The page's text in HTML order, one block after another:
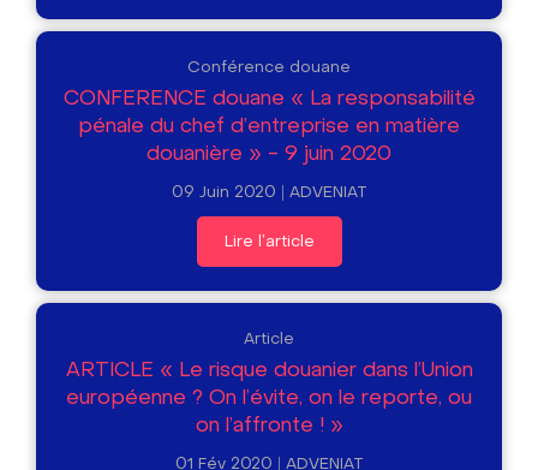
Conférence douane
CONFERENCE douane « La responsabilité
pénale du chef d’entreprise en matière
douanière » - 9 juin 2020
09 Juin 2020 ADVENIAT
Lire l'article
Article
ARTICLE « Le risque douanier dans l'Union
européenne ? On l'évite, on le reporte, ou
on l'affronte ! »
01 Fév 2020 ADVENIAT